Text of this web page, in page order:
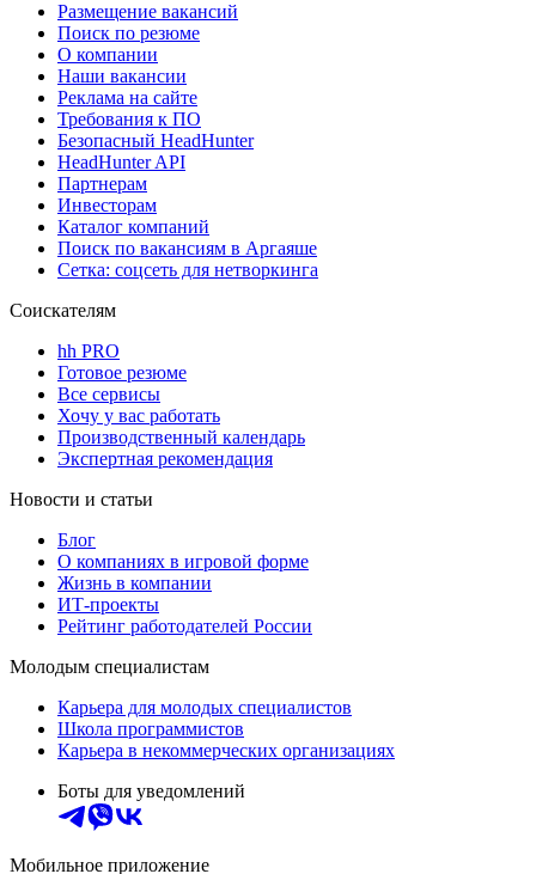
Размещение вакансий
Поиск по резюме
О компании
Наши вакансии
Реклама на сайте
Требования к ПО
Безопасный HeadHunter
HeadHunter API
Партнерам
Инвесторам
Каталог компаний
Поиск по вакансиям в Аргаяше
Сетка: соцсеть для нетворкинга
Соискателям
hh PRO
Готовое резюме
Все сервисы
Хочу у вас работать
Производственный календарь
Экспертная рекомендация
Новости и статьи
Блог
О компаниях в игровой форме
Жизнь в компании
ИТ-проекты
Рейтинг работодателей России
Молодым специалистам
Карьера для молодых специалистов
Школа программистов
Карьера в некоммерческих организациях
Боты для уведомлений
Мобильное приложение